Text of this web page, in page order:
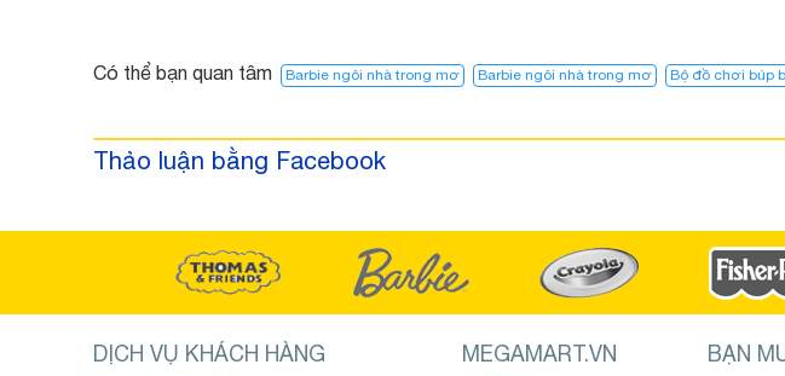
Có thể bạn quan tâm Barbie ngôi nhà trong mơ Barbie ngôi nhà trong mơ​ Bộ đồ chơi búp
Thảo luận bằng Facebook
DỊCH VỤ KHÁCH HÀNG MEGAMART.VN BẠN